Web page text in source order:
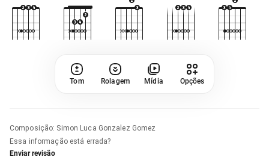
Tom Rolagem Mídia Opções
Composição: Simon Luca Gonzalez Gomez
Essa informação está errada?
Enviar revisão